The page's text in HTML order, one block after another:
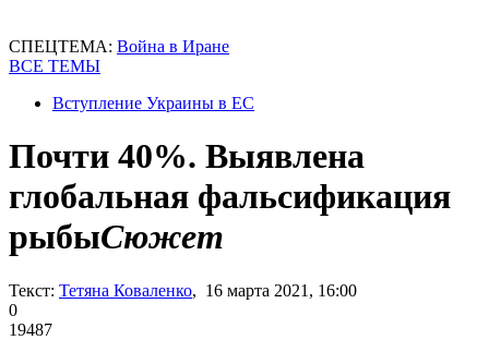
СПЕЦТЕМА: Война в Иране
ВСЕ ТЕМЫ
Вступление Украины в ЕС
Почти 40%. Выявлена
глобальная фальсификация
рыбыСюжет
Текст: Тетяна Коваленко, 16 марта 2021, 16:00
0
19487